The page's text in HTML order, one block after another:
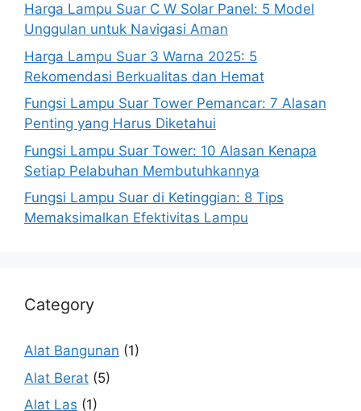
Harga Lampu Suar C W Solar Panel: 5 Model
Unggulan untuk Navigasi Aman
Harga Lampu Suar 3 Warna 2025: 5
Rekomendasi Berkualitas dan Hemat
Fungsi Lampu Suar Tower Pemancar: 7 Alasan
Penting yang Harus Diketahui
Fungsi Lampu Suar Tower: 10 Alasan Kenapa
Setiap Pelabuhan Membutuhkannya
Fungsi Lampu Suar di Ketinggian: 8 Tips
Memaksimalkan Efektivitas Lampu
Category
Alat Bangunan (1)
Alat Berat (5)
Alat Las (1)